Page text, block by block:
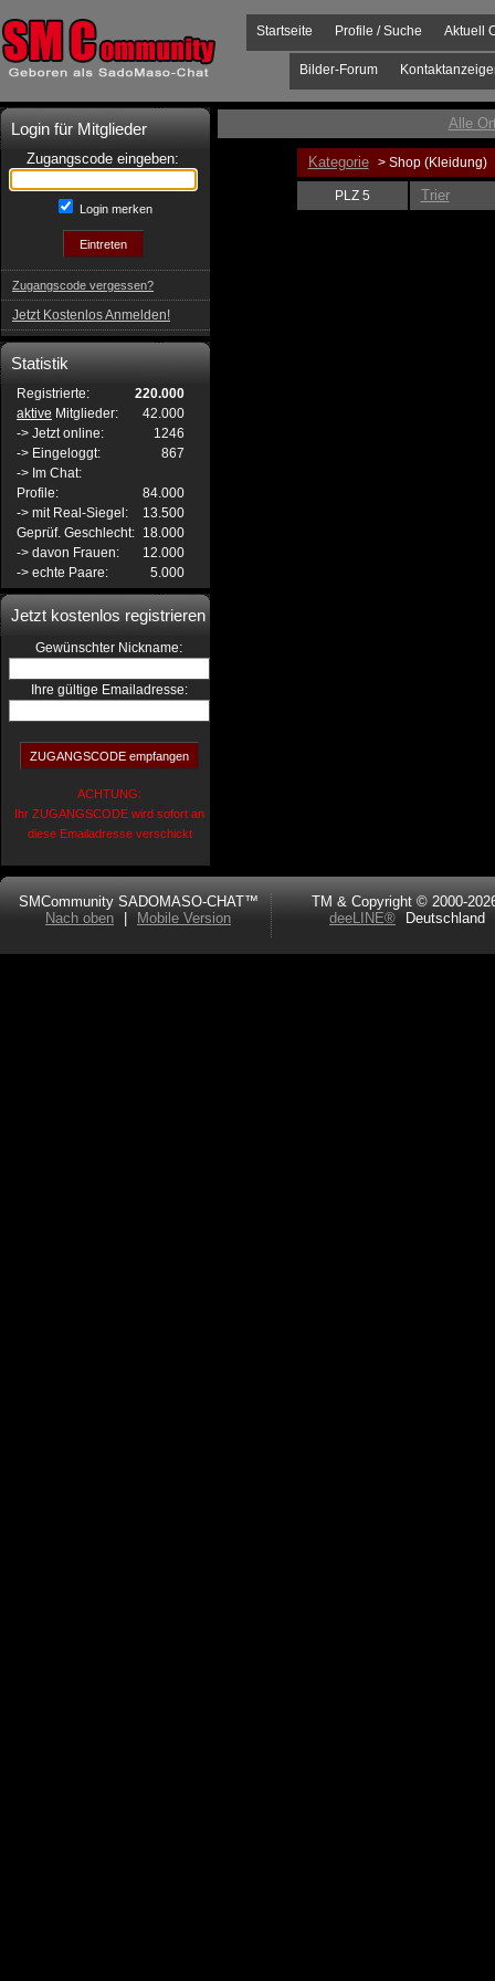
Aktuell
Profile / Suche
Startseite
Bilder-Forum
Login für Mitglieder
Zugangscode eingeben:
Login merken
Zugangscode vergessen?
Jetzt Kostenlos Anmelden!
Statistik
Registrierte:
220.000
aktive Mitglieder:
42.000
-> Jetzt online:
1246
-> Eingeloggt:
867
-> Im Chat:
Profile:
84.000
-> mit Real-Siegel:
13.500
Geprüf. Geschlecht: 18.000
-> davon Frauen:
12.000
-> echte Paare:
5.000
Jetzt kostenlos registrieren
Gewünschter Nickname:
Ihre gültige Emailadresse:
ACHTUNG:
Ihr ZUGANGSCODE wird sofort an
diese Emailadresse verschickt
Alle
Kategorie > Shop (Kleidung)
PLZ 5 Trier
SMCommunity SADOMASO-CHAT™
Nach oben
Mobile Version
TM & Copyright © 2000-
deeLINE®
Deutschland